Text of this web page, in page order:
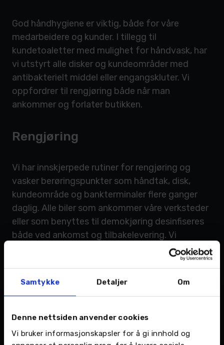
Samtykke Detaljer Om
Denne nettsiden anvender cookies
Vi bruker informasjonskapsler for å gi innhold og
God håndhygiene er viktig, både for våre
medarbeidere og kunder. I tillegg til
kundetoaletter med mulighet for håndvask, har
vi utstyrt alle disker og kundeområder med
antibakterielt middel eller engangskluter. Vi
oppfordrer til rengjøring både når man
ankommer og forlater butikken.
Rengjøring
Vi har innskjerpede rutiner for rengjøring og
vasker berøringspunkter som håndtak, disk,
kundeområde og bankterminaler flere ganger
daglig. Alle biler som ankommer våre verksteder
eller som benyttes til demokjøring desinfiseres
både ved ankomst og tilbakelevering. Vi
rengjør alle berøringspunkt som blant annet
håndtak, ratt, girspake, dashbord og nøkler.
Engangshansker
engangshansker som byttes ut jevnlig.